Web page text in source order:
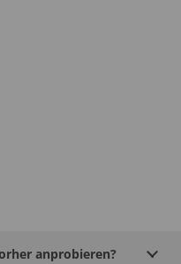
anprobieren?